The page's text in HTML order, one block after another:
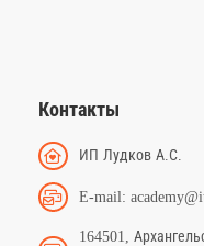
Контакты
ИП Лудков А.С.
E-mail:
164501,